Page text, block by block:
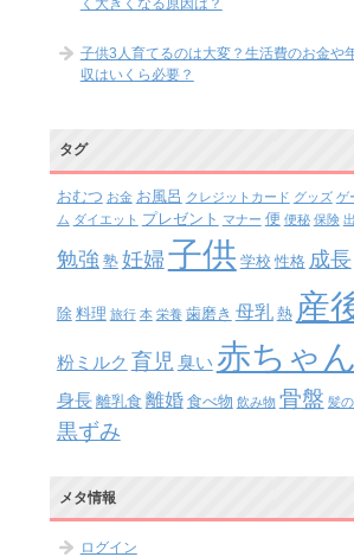
く大きくなる原因は？
子供3人育てるのは大変？生活費のお金や
収はいくら必要？
タグ
おむつ お金 お風呂 クレジットカード グッズ ゲ
ム ダイエット プレゼント マナー 便 便秘 保険
勉強 塾 妊婦 子供 学校 性格 成長
除 料理 旅行 本 栄養 歯磨き 母乳 熱 産
粉ミルク 育児 臭い 赤ちゃん
身長 離乳食 離婚 食べ物 飲み物 骨盤 髪
黒ずみ
メタ情報
ログイン